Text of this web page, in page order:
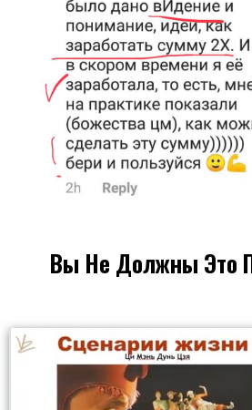
Вы Не Должны Это